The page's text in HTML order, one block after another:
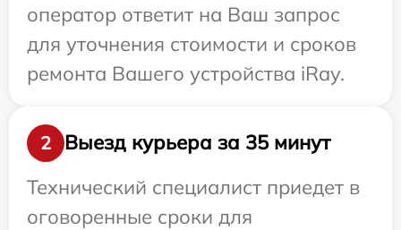
оператор ответит на Ваш запрос
для уточнения стоимости и сроков
ремонта Вашего устройства iRay.
2
Выезд курьера за 35 минут
Технический специалист приедет в
оговоренные сроки для